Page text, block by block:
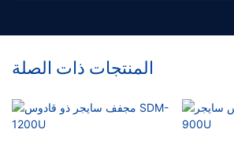
المنتجات ذات الصلة